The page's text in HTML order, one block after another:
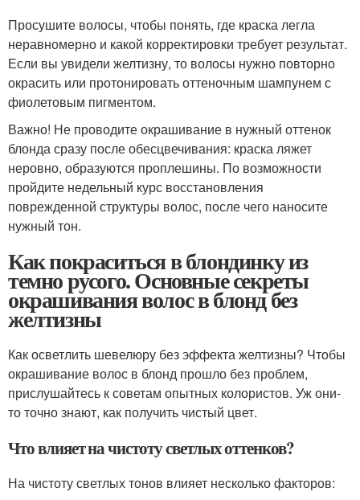
Просушите волосы, чтобы понять, где краска легла
неравномерно и какой корректировки требует результат.
Если вы увидели желтизну, то волосы нужно повторно
окрасить или протонировать оттеночным шампунем с
фиолетовым пигментом.
Важно! Не проводите окрашивание в нужный оттенок
блонда сразу после обесцвечивания: краска ляжет
неровно, образуются проплешины. По возможности
пройдите недельный курс восстановления
поврежденной структуры волос, после чего наносите
нужный тон.
Как покраситься в блондинку из
темно русого. Основные секреты
окрашивания волос в блонд без
желтизны
Как осветлить шевелюру без эффекта желтизны? Чтобы
окрашивание волос в блонд прошло без проблем,
прислушайтесь к советам опытных колористов. Уж они-
то точно знают, как получить чистый цвет.
Что влияет на чистоту светлых оттенков?
На чистоту светлых тонов влияет несколько факторов: